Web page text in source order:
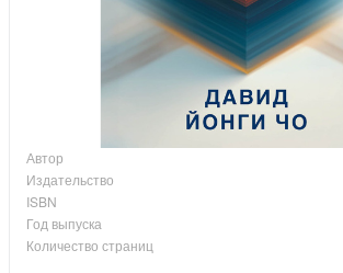
Автор
Издательство
ISBN
Год выпуска
Количество страниц